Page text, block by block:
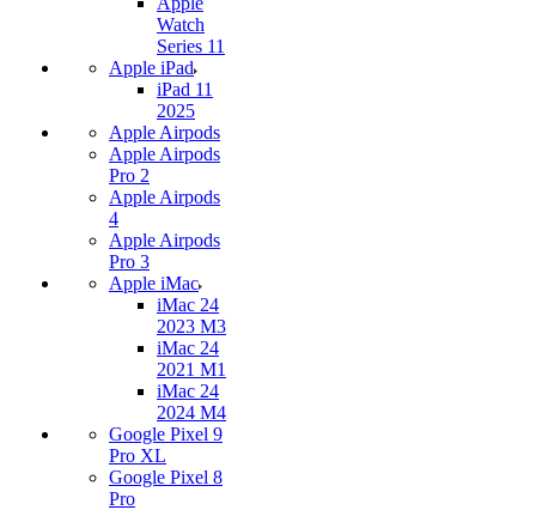
Watch
Series 11
Apple iPad
iPad 11
2025
Apple Airpods
Apple Airpods
Pro 2
Apple Airpods
4
Apple Airpods
Pro 3
Apple iMac
iMac 24
2023 M3
iMac 24
2021 M1
iMac 24
2024 M4
Google Pixel 9
Pro XL
Google Pixel 8
Pro